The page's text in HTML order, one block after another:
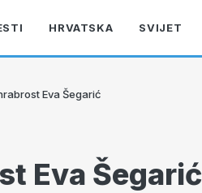
HRVATSKA SVIJET
Eva Šegarić
Eva Šegarić